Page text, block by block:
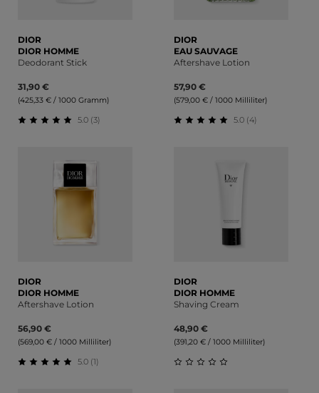
DIOR
DIOR HOMME
Deodorant Stick
31,90 €
(425,33 € / 1000 Gramm)
5.0 (3)
DIOR
EAU SAUVAGE
Aftershave Lotion
57,90 €
(579,00 € / 1000 Milliliter)
5.0 (4)
DIOR
DIOR HOMME
Aftershave Lotion
56,90 €
(569,00 € / 1000 Milliliter)
5.0 (1)
DIOR
DIOR HOMME
Shaving Cream
48,90 €
(391,20 € / 1000 Milliliter)